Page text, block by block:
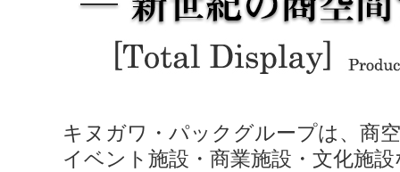
キヌガワ・パックグループは、商
イベント施設・商業施設・文化施